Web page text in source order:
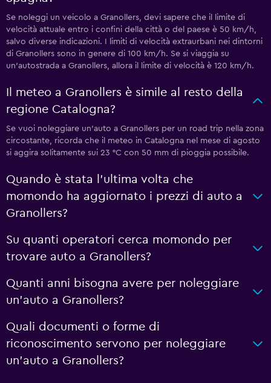
Se noleggi un veicolo a Granollers, devi sapere che il limite di
velocità attuale entro i confini della città o del paese è 50 km/h,
salvo diverse indicazioni. I limiti di velocità extraurbani nei dintorni
di Granollers sono in genere di 100 km/h. Se si viaggia su
un'autostrada a Granollers, allora il limite di velocità è 120 km/h.
Il meteo a Granollers è simile al resto della
regione Catalogna?
Se vuoi noleggiare un'auto a Granollers per un road trip nella zona
circostante, ricorda che il meteo in Catalogna nel mese di agosto
si aggira solitamente sui 23 °C con 50 mm di pioggia possibile.
Quando è stata l'ultima volta che
momondo ha aggiornato i prezzi di auto a
Granollers?
Su quanti operatori cerca momondo per
trovare auto a Granollers?
Quanti anni bisogna avere per noleggiare
un'auto a Granollers?
Quali documenti o forme di
riconoscimento servono per noleggiare
un'auto a Granollers?